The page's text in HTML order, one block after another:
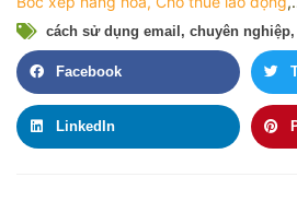
cách sử dụng email , chuyên nghiệp,
Facebook
LinkedIn